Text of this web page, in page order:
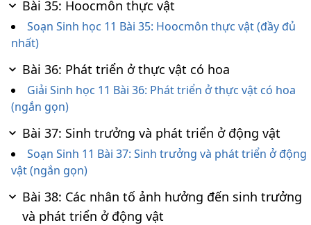
Bài 35: Hoocmôn thực vật
Soạn Sinh học 11 Bài 35: Hoocmôn thực vật (đầy đủ
nhất)
Bài 36: Phát triển ở thực vật có hoa
Giải Sinh học 11 Bài 36: Phát triển ở thực vật có hoa
(ngắn gọn)
Bài 37: Sinh trưởng và phát triển ở động vật
Soạn Sinh 11 Bài 37: Sinh trưởng và phát triển ở động
vật (ngắn gọn)
Bài 38: Các nhân tố ảnh hưởng đến sinh trưởng
và phát triển ở động vật